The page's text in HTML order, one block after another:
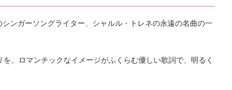
ンガーソングライター、シャルル・トレネの永遠の名曲の一
、ロマンチックなイメージがふくらむ優しい歌詞で、明るく